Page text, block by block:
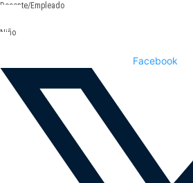
Docente/Empleado
Niño
Facebook